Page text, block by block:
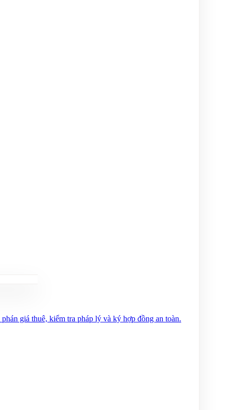
giá thuê, kiểm tra pháp lý và ký hợp đồng an toàn.